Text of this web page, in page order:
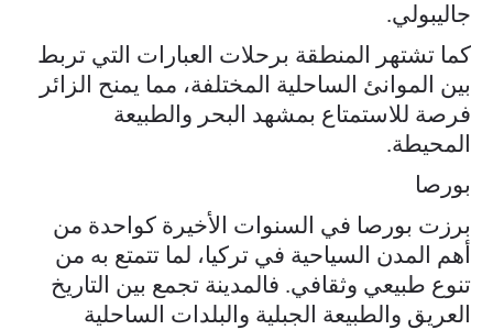
جاليبولي.
كما تشتهر المنطقة برحلات العبارات التي تربط
بين الموانئ الساحلية المختلفة، مما يمنح الزائر
فرصة للاستمتاع بمشهد البحر والطبيعة
المحيطة.
بورصا
برزت بورصا في السنوات الأخيرة كواحدة من
أهم المدن السياحية في تركيا، لما تتمتع به من
تنوع طبيعي وثقافي. فالمدينة تجمع بين التاريخ
العريق والطبيعة الجبلية والبلدات الساحلية